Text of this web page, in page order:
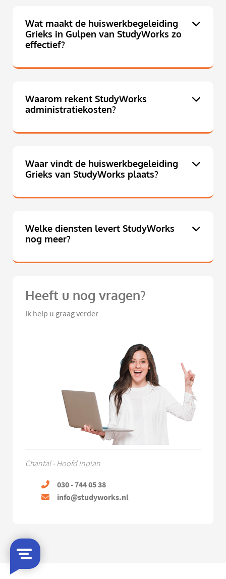
Wat maakt de huiswerkbegeleiding
Grieks in Gulpen van StudyWorks zo
effectief?
Waarom rekent StudyWorks
administratiekosten?
Waar vindt de huiswerkbegeleiding
Grieks van StudyWorks plaats?
Welke diensten levert StudyWorks
nog meer?
Heeft u nog vragen?
Ik help u graag verder
Chantal - Hoofd Inplan
030 - 744 05 38
info@studyworks.nl